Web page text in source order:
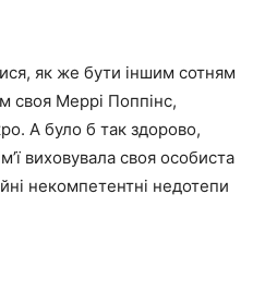
як же бути іншим сотням
своя Меррі Поппінс,
А було б так здорово,
виховувала своя особиста
некомпетентні недотепи